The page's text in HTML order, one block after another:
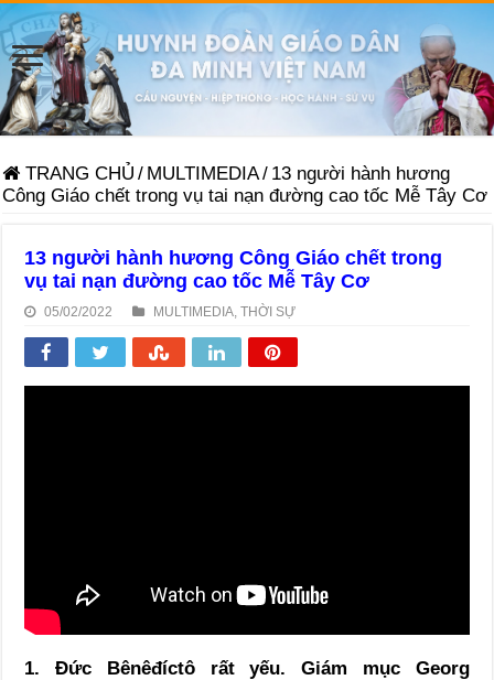
TRANG CHỦ / MULTIMEDIA/ 13 người hành hương
Công Giáo chết trong vụ tai nạn đường cao tốc Mễ Tây Cơ
13 người hành hương Công Giáo chết trong
vụ tai nạn đường cao tốc Mễ Tây Cơ
05/02/2022 MULTIMEDIA ,THỜI SỰ
1. Đức Bênêđíctô rất yếu. Giám mục Georg